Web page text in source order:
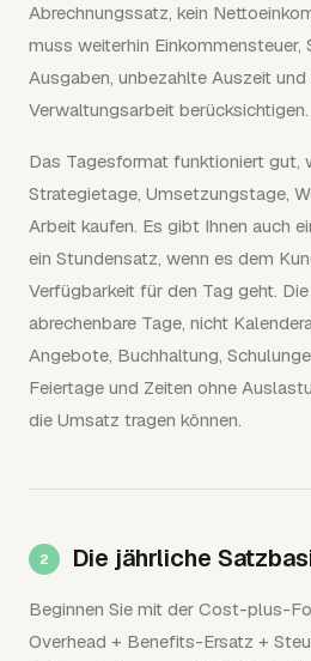
Abrechnungssatz, kein
muss weiterhin
Ausgaben, unbezahlte Auszeit
Verwaltungsarbeit berücksichtigen.
Das Tagesformat funktioniert gut,
Strategietage, Umsetzungstage,
Arbeit kaufen. Es gibt Ihnen auch
ein Stundensatz, wenn es dem
Verfügbarkeit für den Tag geht.
abrechenbare Tage, nicht
Angebote, Buchhaltung,
Feiertage und Zeiten ohne
die Umsatz tragen können.
Die jährliche
Beginnen Sie mit der Cost-plus-
Overhead + Benefits-Ersatz +